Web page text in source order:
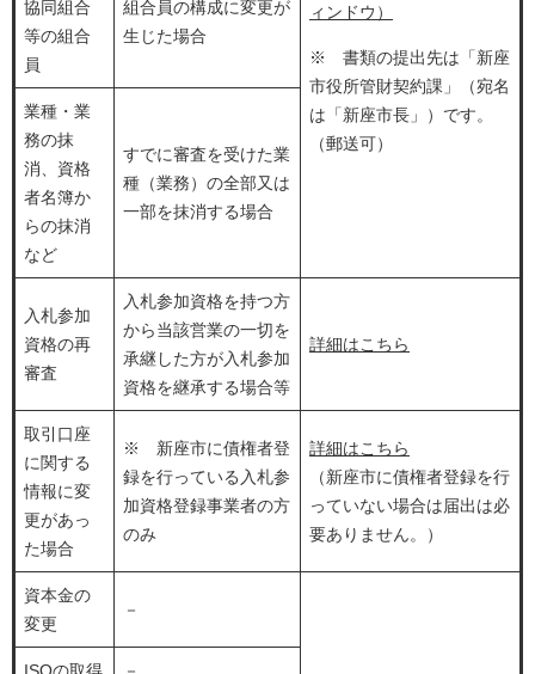
ィンドウ）
※ 書類の提出先は「新座
市役所管財契約課」（宛名
は「新座市長」）です。
（郵送可）
協同組合
等の組合
員
組合員の構成に変更が
生じた場合
業種・業
務の抹
消、資格
者名簿か
らの抹消
など
すでに審査を受けた業
種（業務）の全部又は
一部を抹消する場合
入札参加
資格の再
審査
入札参加資格を持つ方
から当該営業の一切を
承継した方が入札参加
資格を継承する場合等
詳細はこちら
取引口座
に関する
情報に変
更があっ
た場合
※ 新座市に債権者登
録を行っている入札参
加資格登録事業者の方
のみ
詳細はこちら
（新座市に債権者登録を行
っていない場合は届出は必
要ありません。）
資本金の
変更
－